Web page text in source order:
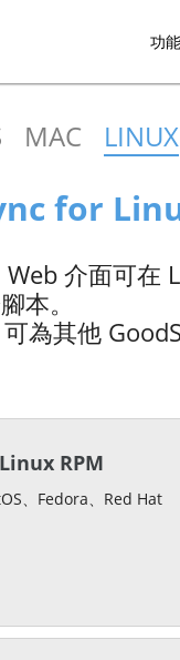
功
MAC LINUX
for
介面可在
本。
為其他
RPM
、Fedora、Red Hat